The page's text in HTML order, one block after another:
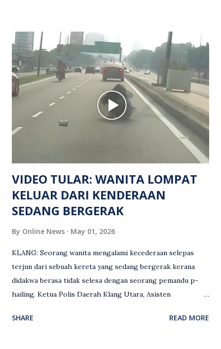
hiburan di kawasan berkenaan. Seorang mangsa disahkan
meninggal dunia di lokasi kejadian akibat terkena tembakan,
manakala seorang lagi mangsa mengalami kecederaan.
Turut dipercayai terdapat seorang lagi individu cedera
namun identitinya masih belum dikenal pasti selepas dibawa
keluar dari lokasi oleh kenalannya. Polis kini sedang giat
mengesan dua suspek yang masih bebas bagi membantu
siasatan lanjut. Kes disiasat mengikut Seksyen 302 Kanun
Keseksaan kerana membunuh. Orang ramai yang mempunyai
maklumat diminta t...
VIDEO TULAR: WANITA LOMPAT
KELUAR DARI KENDERAAN
SEDANG BERGERAK
By Online News May 01, 2026
KLANG: Seorang wanita mengalami kecederaan selepas
terjun dari sebuah kereta yang sedang bergerak kerana
didakwa berasa tidak selesa dengan seorang pemandu p-
hailing. Ketua Polis Daerah Klang Utara, Asisten
(2 Mei), berkata pemandu berusia 47 tahun itu telah
SHARE READ MORE